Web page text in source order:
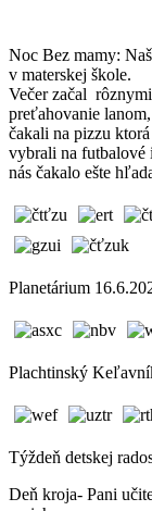
Noc Bez mamy:
v materskej škole.
Večer začal
preťahovanie
čakali na pizzu
vybrali na
nás čakalo ešte
Planetárium
Plachtinský
Týždeň detskej
Deň kroja- Pani